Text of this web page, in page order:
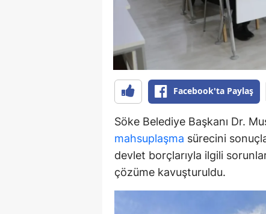
Facebook'ta Paylaş
Söke Belediye Başkanı Dr.
mahsuplaşma sürecini
devlet borçlarıyla ilgili
çözüme kavuşturuldu.